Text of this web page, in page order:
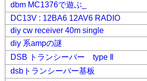
dbm MC1376で遊ぶ_
DC13V : 12BA6 12AV6 RADIO
diy cw receiver 40m single
diy 系ampの謎
DSB トランシーバー type Ⅱ
dsbトランシーバー基板